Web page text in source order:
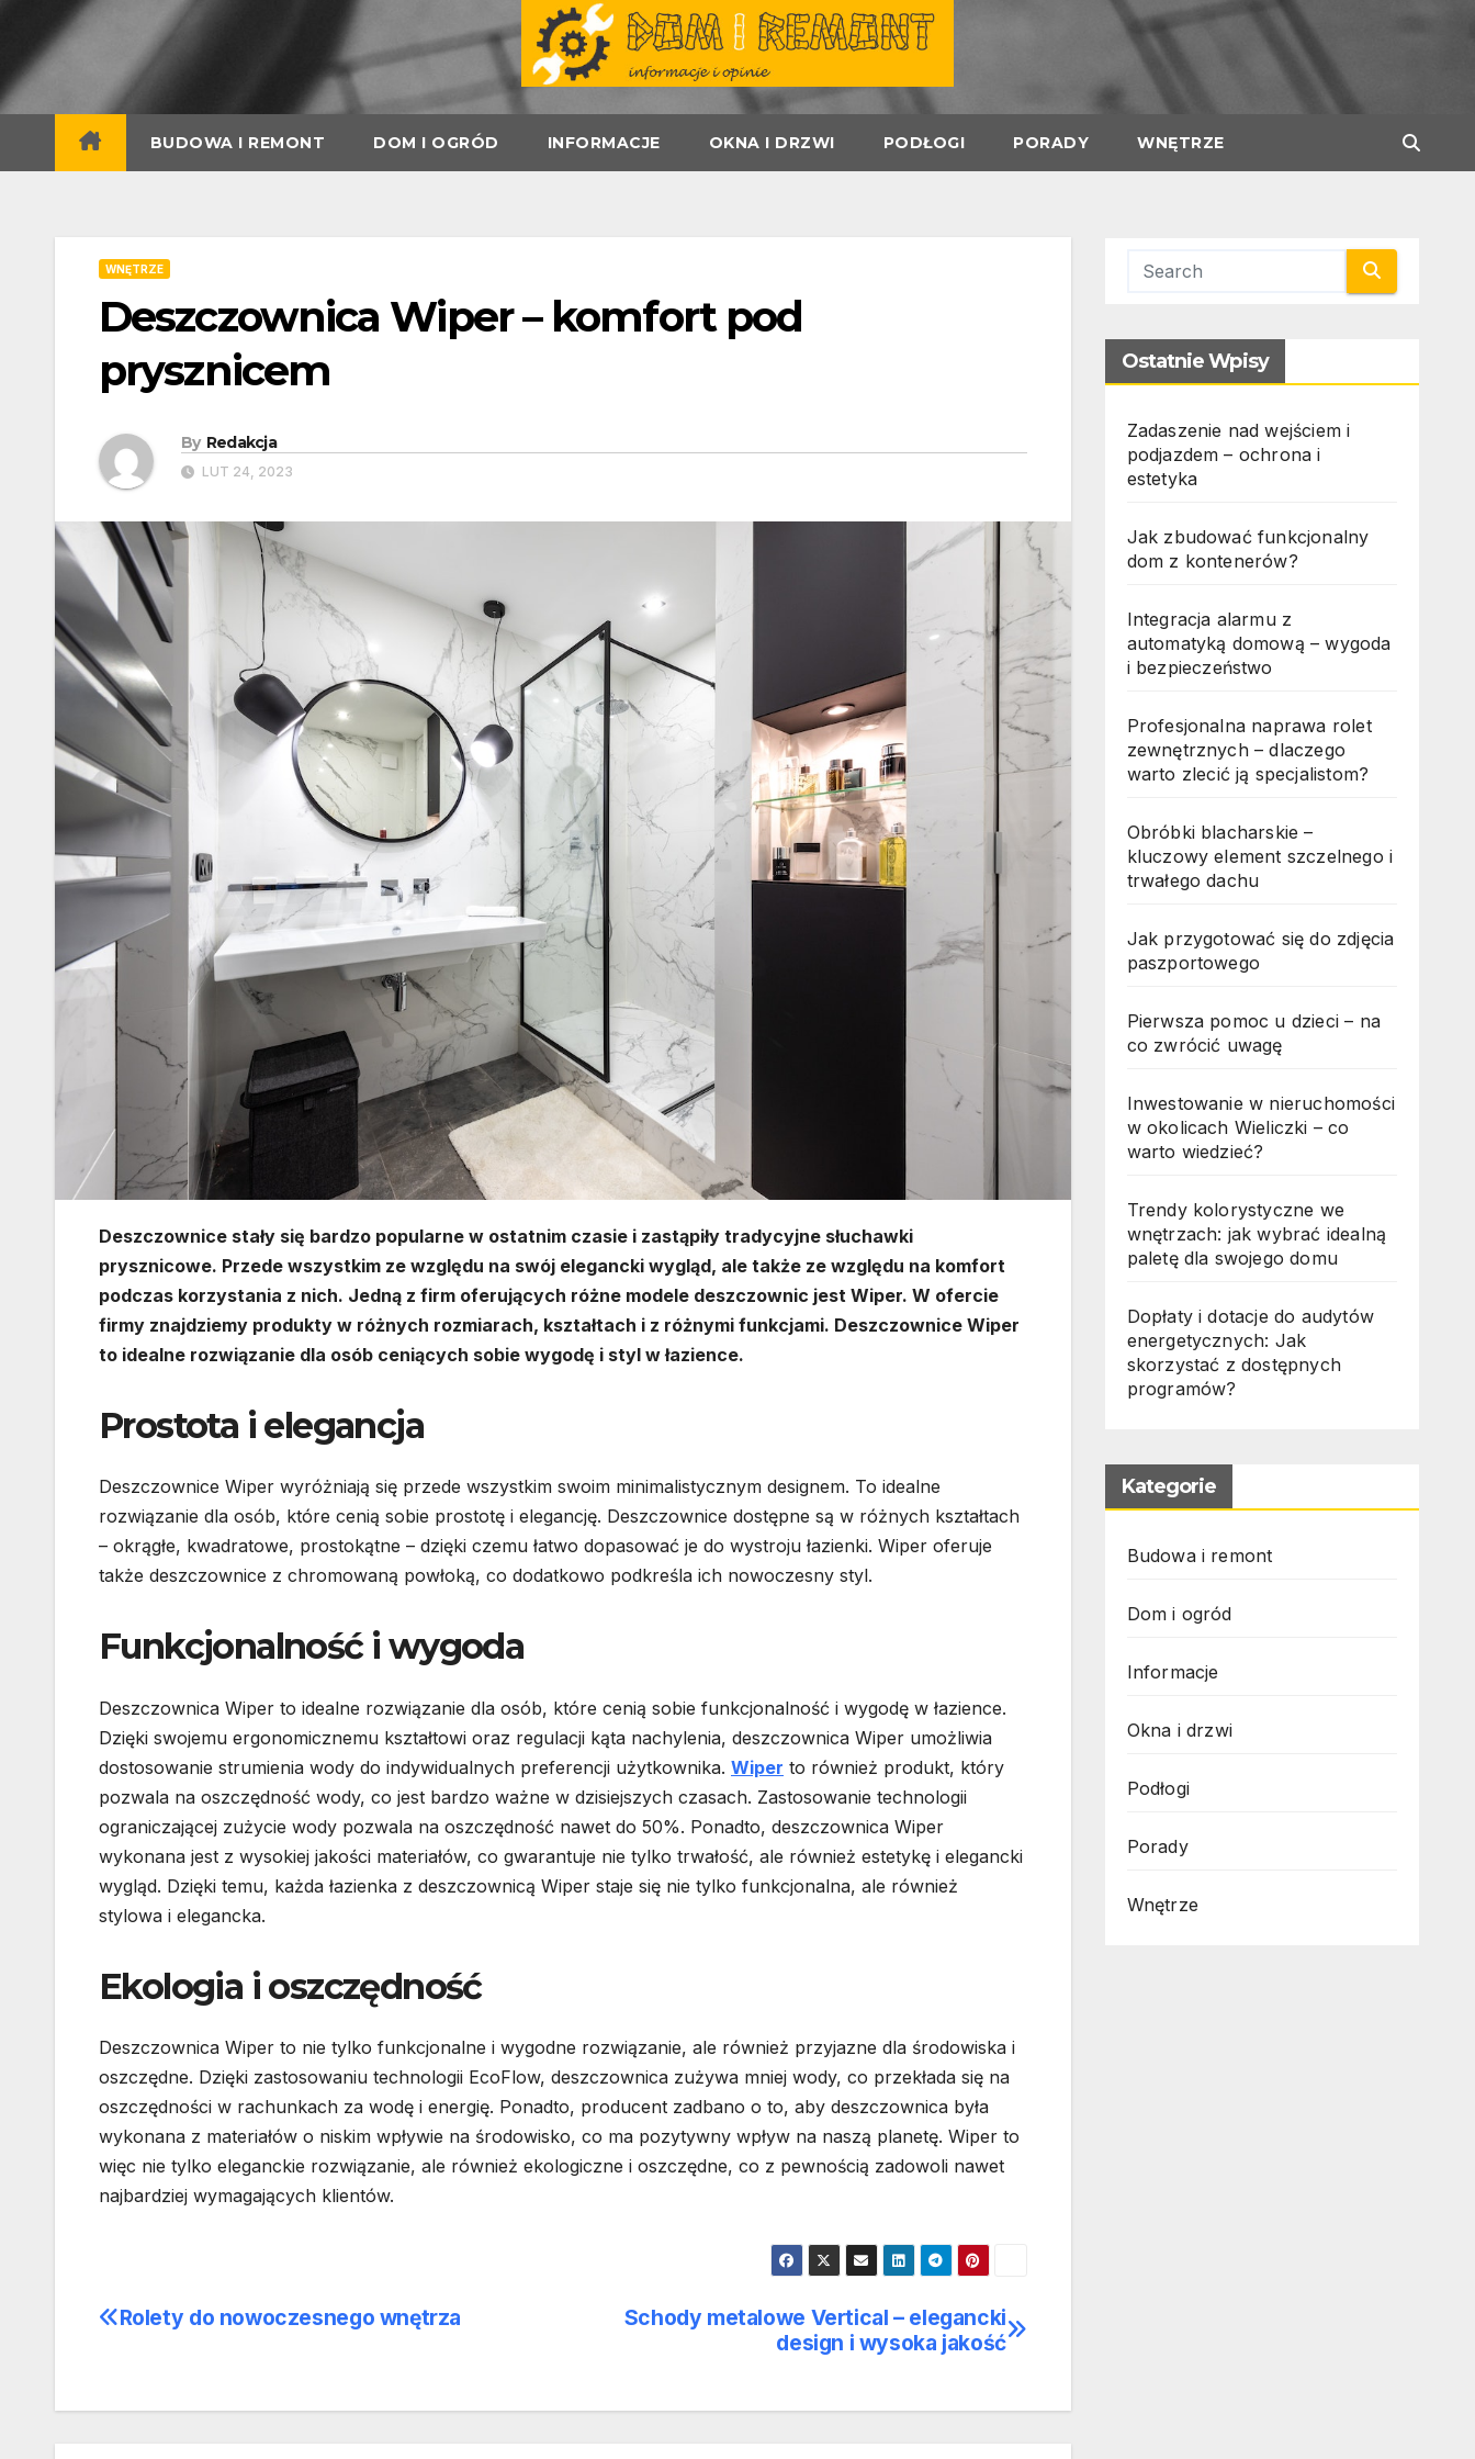
content
BUDOWA I REMONT DOM I OGRÓD INFORMACJE OKNA I DRZWI PODŁOGI PORADY WNĘTRZE
WNĘTRZE
Deszczownica Wiper – komfort pod
prysznicem
By Redakcja
LUT 24, 2023
Deszczownice stały się bardzo popularne w ostatnim czasie i zastąpiły tradycyjne słuchawki
prysznicowe. Przede wszystkim ze względu na swój elegancki wygląd, ale także ze względu na komfort
podczas korzystania z nich. Jedną z firm oferujących różne modele deszczownic jest Wiper. W ofercie
firmy znajdziemy produkty w różnych rozmiarach, kształtach i z różnymi funkcjami. Deszczownice Wiper
to idealne rozwiązanie dla osób ceniących sobie wygodę i styl w łazience.
Prostota i elegancja
Deszczownice Wiper wyróżniają się przede wszystkim swoim minimalistycznym designem. To idealne
rozwiązanie dla osób, które cenią sobie prostotę i elegancję. Deszczownice dostępne są w różnych kształtach
– okrągłe, kwadratowe, prostokątne – dzięki czemu łatwo dopasować je do wystroju łazienki. Wiper oferuje
także deszczownice z chromowaną powłoką, co dodatkowo podkreśla ich nowoczesny styl.
Funkcjonalność i wygoda
Deszczownica Wiper to idealne rozwiązanie dla osób, które cenią sobie funkcjonalność i wygodę w łazience.
Dzięki swojemu ergonomicznemu kształtowi oraz regulacji kąta nachylenia, deszczownica Wiper umożliwia
dostosowanie strumienia wody do indywidualnych preferencji użytkownika. Wiper to również produkt, który
pozwala na oszczędność wody, co jest bardzo ważne w dzisiejszych czasach. Zastosowanie technologii
ograniczającej zużycie wody pozwala na oszczędność nawet do 50%. Ponadto, deszczownica Wiper
wykonana jest z wysokiej jakości materiałów, co gwarantuje nie tylko trwałość, ale również estetykę i elegancki
wygląd. Dzięki temu, każda łazienka z deszczownicą Wiper staje się nie tylko funkcjonalna, ale również
stylowa i elegancka.
Ekologia i oszczędność
Deszczownica Wiper to nie tylko funkcjonalne i wygodne rozwiązanie, ale również przyjazne dla środowiska i
oszczędne. Dzięki zastosowaniu technologii EcoFlow, deszczownica zużywa mniej wody, co przekłada się na
oszczędności w rachunkach za wodę i energię. Ponadto, producent zadbano o to, aby deszczownica była
wykonana z materiałów o niskim wpływie na środowisko, co ma pozytywny wpływ na naszą planetę. Wiper to
więc nie tylko eleganckie rozwiązanie, ale również ekologiczne i oszczędne, co z pewnością zadowoli nawet
najbardziej wymagających klientów.
Nawigacja
Schody metalowe Vertical – elegancki
design i wysoka jakość
Rolety do nowoczesnego wnętrza
Ostatnie Wpisy
Zadaszenie nad wejściem i
podjazdem – ochrona i
estetyka
Jak zbudować funkcjonalny
dom z kontenerów?
Integracja alarmu z
automatyką domową – wygoda
i bezpieczeństwo
Profesjonalna naprawa rolet
zewnętrznych – dlaczego
warto zlecić ją specjalistom?
Obróbki blacharskie –
kluczowy element szczelnego i
trwałego dachu
Jak przygotować się do zdjęcia
paszportowego
Pierwsza pomoc u dzieci – na
co zwrócić uwagę
Inwestowanie w nieruchomości
w okolicach Wieliczki – co
warto wiedzieć?
Trendy kolorystyczne we
wnętrzach: jak wybrać idealną
paletę dla swojego domu
Dopłaty i dotacje do audytów
energetycznych: Jak
skorzystać z dostępnych
programów?
Kategorie
Budowa i remont
Dom i ogród
Informacje
Okna i drzwi
Podłogi
Porady
Wnętrze